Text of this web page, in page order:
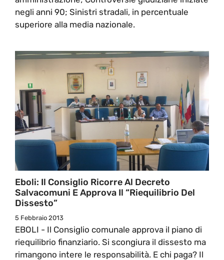
negli anni 90; Sinistri stradali, in percentuale
superiore alla media nazionale.
Eboli: Il Consiglio Ricorre Al Decreto
Salvacomuni E Approva Il “riequilibrio Del
Dissesto”
5 Febbraio 2013
EBOLI - Il Consiglio comunale approva il piano di
riequilibrio finanziario. Si scongiura il dissesto ma
rimangono intere le responsabilità. E chi paga? Il